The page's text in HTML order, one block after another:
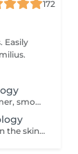
172
A powerful collagen-stimulating treatment for firmer, smoother, and visibly rejuvenated skin. A non-invasive RadioFrequency treatment designed to tighten the skin, improve elasticity, and stimulate natural collagen production for a firmer, more lifted appearance. At GlowLab, we use the original EndyMed® system a clinically proven, medical-grade technology known for its deep, controlled dermal heating and safe, effective skin tightening results without downtime. This treatment works by delivering focused radiofrequency energy into the deeper layers of the skin, activating collagen remodeling and improving skin structure from within. AVAILABLE TREATMENT AREAS: - EYES targeted treatment for the delicate eye area to smooth fine lines and improve skin firmness. - DOUBLE CHIN improves jawline definition and reduces skin laxity in the submental area. - FACE + EYES enhances overall skin firmness, smooths texture, and softens fine lines. - FACE + EYES + NECK comprehensive lifting treatment to improve elasticity and restore a firmer, more youthful appearance. - FACE + EYES + NECK + NECKLINE full rejuvenation protocol for maximum skin tightening and overall skin quality improvement. INDICATIONS: - Loss of skin firmness and elasticity - Fine lines and early wrinkles - Mild to moderate skin laxity - Dull or tired-looking skin - Loss of definition in jawline or neck area CONTRAINDICATIONS: - Pregnancy and breastfeeding - Pacemaker or metal implants in the treatment area - Active skin infections or inflammation - Severe skin conditions - Recent aggressive aesthetic procedures AFTERCARE & RECOMMENDATIONS: - Avoid excessive heat exposure (sauna, hot baths) for 2448 hours - Keep the skin well hydrated - Use daily SPF protection - Maintain a consistent treatment schedule for best results A course of 6 sessions is recommended: the first 4 sessions performed weekly, followed by 2 sessions every 2 weeks for optimal and long-lasting results.
A non-invasive body treatment designed to tighten the skin, improve elasticity, and enhance body contours using advanced radiofrequency technology. At GlowLab, we use the original EndyMed® system a clinically proven, medical-grade technology that delivers controlled thermal energy into the deeper layers of the skin, stimulating collagen production and improving skin structure from within. This treatment helps to firm the skin, improve tone, and visibly refine body contours, making it ideal for areas affected by skin laxity or loss of firmness. TREATMENT OPTIONS: - 30 minutes targeted treatment for smaller areas such as arms, inner thighs, or localized zones. - 45 minutes extended treatment for medium areas or combined zones. - 60 minutes comprehensive treatment for larger areas, including abdomen, thighs, or full contouring focus. INDICATIONS: - Loss of skin firmness and elasticity - Skin laxity (post-weight loss or postpartum) - Uneven skin texture - Decreased skin tone - Body contour refinement CONTRAINDICATIONS: - Pregnancy and breastfeeding - Pacemaker or metal implants in the treatment area - Active skin infections or inflammation - Severe skin conditions AFTERCARE & RECOMMENDATIONS: - Stay well hydrated to support metabolic processes - Avoid excessive heat exposure (sauna, hot baths) for 2448 hours - Maintain a consistent treatment schedule - Combine with a healthy lifestyle for optimal results A comfortable, no-downtime solution for firmer, smoother, and more sculpted body contours. A course of 6-8 sessions is recommended, performed weekly for optimal and long-lasting results.